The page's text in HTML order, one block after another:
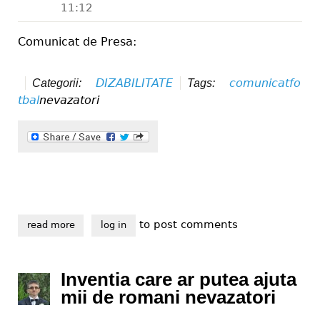
11:12
Comunicat de Presa:
Categorii: DIZABILITATE Tags: comunicatfo
tbalnevazatori
read moreabout românia organizeaza în premieră, în
log in to post comments
Inventia care ar putea ajuta
mii de romani nevazatori